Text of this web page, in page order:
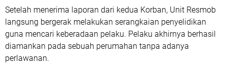
Setelah menerima laporan dari kedua Korban, Unit Resmob
langsung bergerak melakukan serangkaian penyelidikan
guna mencari keberadaan pelaku. Pelaku akhirnya berhasil
diamankan pada sebuah perumahan tanpa adanya
perlawanan.